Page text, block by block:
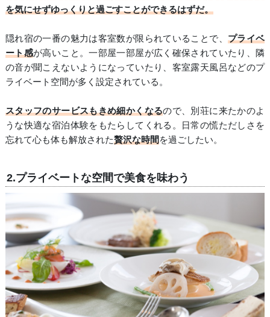
を気にせずゆっくりと過ごすことができるはずだ。
隠れ宿の一番の魅力は客室数が限られていることで、 プライベ
ート感が高いこと。一部屋一部屋が広く確保されていたり、隣
の音が聞こえないようになっていたり、客室露天風呂などのプ
ライベート空間が多く設定されている。
スタッフのサービスもきめ細かくなるので、別荘に来たかのよ
うな快適な宿泊体験をもたらしてくれる。日常の慌ただしさを
忘れて心も体も解放された贅沢な時間を過ごしたい。
2.プライベートな空間で美食を味わう